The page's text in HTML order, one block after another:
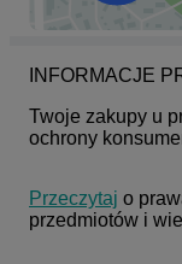
INFORMACJE
Twoje zakupy u
ochrony
Przeczytaj o
przedmiotów i